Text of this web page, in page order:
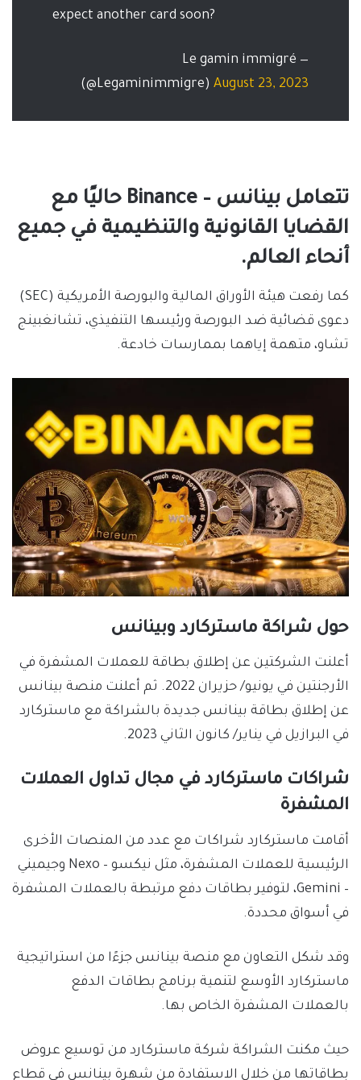
expect another card soon?
— Le gamin immigré
(@Legaminimmigre) August 23, 2023
تتعامل بينانس – Binance حاليًا مع
القضايا القانونية والتنظيمية في جميع
أنحاء العالم.
كما رفعت هيئة الأوراق المالية والبورصة الأمريكية (SEC)
دعوى قضائية ضد البورصة ورئيسها التنفيذي، تشانغبينج
تشاو، متهمة إياهما بممارسات خادعة.
حول شراكة ماستركارد وبينانس
أعلنت الشركتين عن إطلاق بطاقة للعملات المشفرة في
الأرجنتين في يونيو/ حزيران 2022. ثم أعلنت منصة بينانس
عن إطلاق بطاقة بينانس جديدة بالشراكة مع ماستركارد
في البرازيل في يناير/ كانون الثاني 2023.
شراكات ماستركارد في مجال تداول العملات
المشفرة
أقامت ماستركارد شراكات مع عدد من المنصات الأخرى
الرئيسية للعملات المشفرة، مثل نيكسو – Nexo وجيميني
– Gemini، لتوفير بطاقات دفع مرتبطة بالعملات المشفرة
في أسواق محددة.
وقد شكل التعاون مع منصة بينانس جزءًا من استراتيجية
ماستركارد الأوسع لتنمية برنامج بطاقات الدفع
بالعملات المشفرة الخاص بها.
حيث مكنت الشراكة شركة ماستركارد من توسيع عروض
بطاقاتها من خلال الاستفادة من شهرة بينانس في قطاع